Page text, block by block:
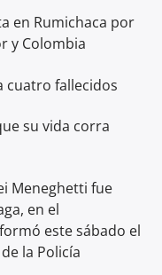
en Rumichaca por
y Colombia
cuatro fallecidos
su vida corra
Meneghetti fue
en el
este sábado el
la Policía